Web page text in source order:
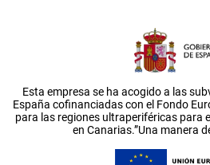
Esta empresa se ha acogido a las
España cofinanciadas con el Fondo
para las regiones ultraperiféricas para
en Canarias.”Una manera